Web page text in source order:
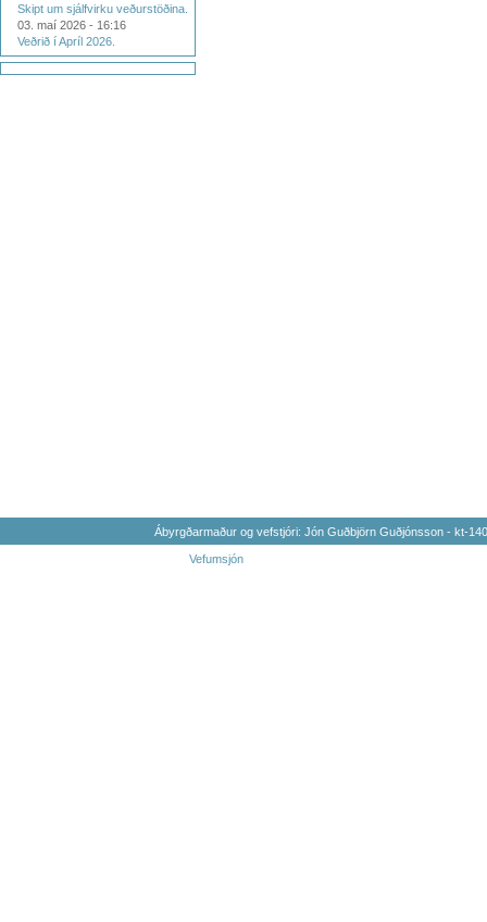
Skipt um sjálfvirku veðurstöðina.
03. maí 2026 - 16:16
Veðrið í Apríl 2026.
Ábyrgðarmaður og vefstjóri: Jón Guðbjörn Guðjónsson - kt-
Vefumsjón